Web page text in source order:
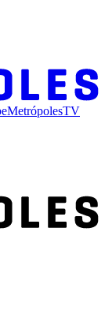
MetrópolesTV